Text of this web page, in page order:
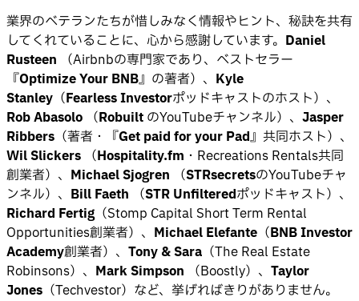
業界のベテランたちが惜しみなく情報やヒント、秘訣を共有
してくれていることに、心から感謝しています。 Daniel
Rusteen
（Airbnbの専門家であり、ベストセラー
『Optimize Your BNB』の著者）、 Kyle
Stanley （Fearless Investorポッドキャストのホスト）、
Rob Abasolo （Robuilt のYouTubeチャンネル）、 Jasper
Ribbers （著者・『Get paid for your Pad』共同ホスト）、
Wil Slickers （Hospitality.fm ・Recreations Rentals共同
創業者）、 Michael Sjogren （STRsecretsのYouTubeチャ
ンネル）、 Bill Faeth （STR Unfilteredポッドキャスト）、
Richard Fertig（Stomp Capital Short Term Rental
Opportunities創業者）、 Michael Elefante （BNB Investor
Academy創業者）、 Tony & Sara （The Real Estate
Robinsons）、 Mark Simpson （Boostly）、 Taylor
Jones （Techvestor）など、挙げればきりがありません。